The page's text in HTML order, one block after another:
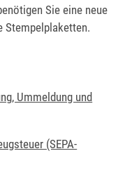
Sie eine neue
Stempelplaketten.
Ummeldung und
(SEPA-